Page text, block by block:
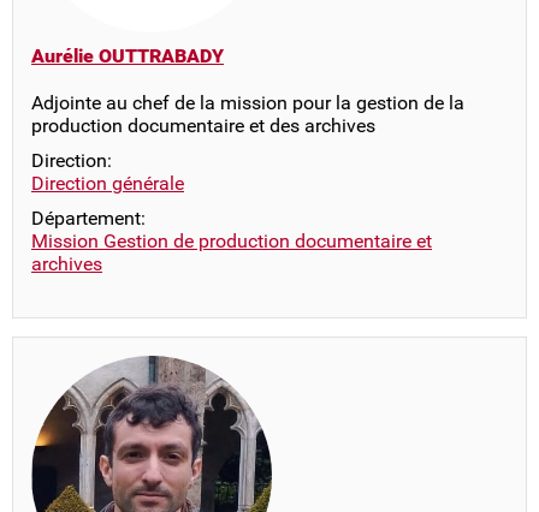
Aurélie OUTTRABADY
Adjointe au chef de la mission pour la gestion de la
production documentaire et des archives
Direction:
Direction générale
Département:
Mission Gestion de production documentaire et
archives